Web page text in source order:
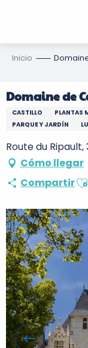
Inicio
Domaine de
CASTILLO PLANTAS
PARQUE Y JARDÍN
Route du
Cómo llegar
Compartir